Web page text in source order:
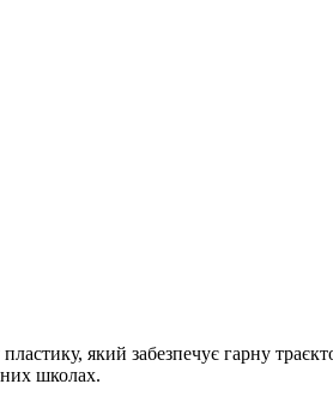
який забезпечує гарну
школах.